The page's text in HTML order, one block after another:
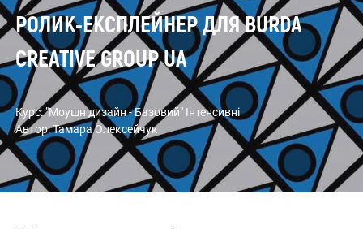
РОЛИК-ЕКСПЛЕЙНЕР ДЛЯ BURDA
CREATIVE GROUP UA
Курс: "Моушн дизайн - Базовий" Інтенсивні
Автор: Тамара Олексейчук